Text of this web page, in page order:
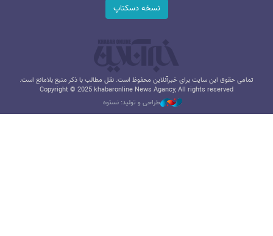
نسخه دسکتاپ
تمامی حقوق این سایت برای خبرآنلاین محفوظ است. نقل مطالب با ذکر منبع بلامانع است.
Copyright © 2025 khabaronline News Agancy, All rights reserved
طراحی و تولید: نستوه